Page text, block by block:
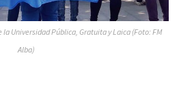
la Universidad Pública, Gratuita y Laica (Foto: FM
Alba)